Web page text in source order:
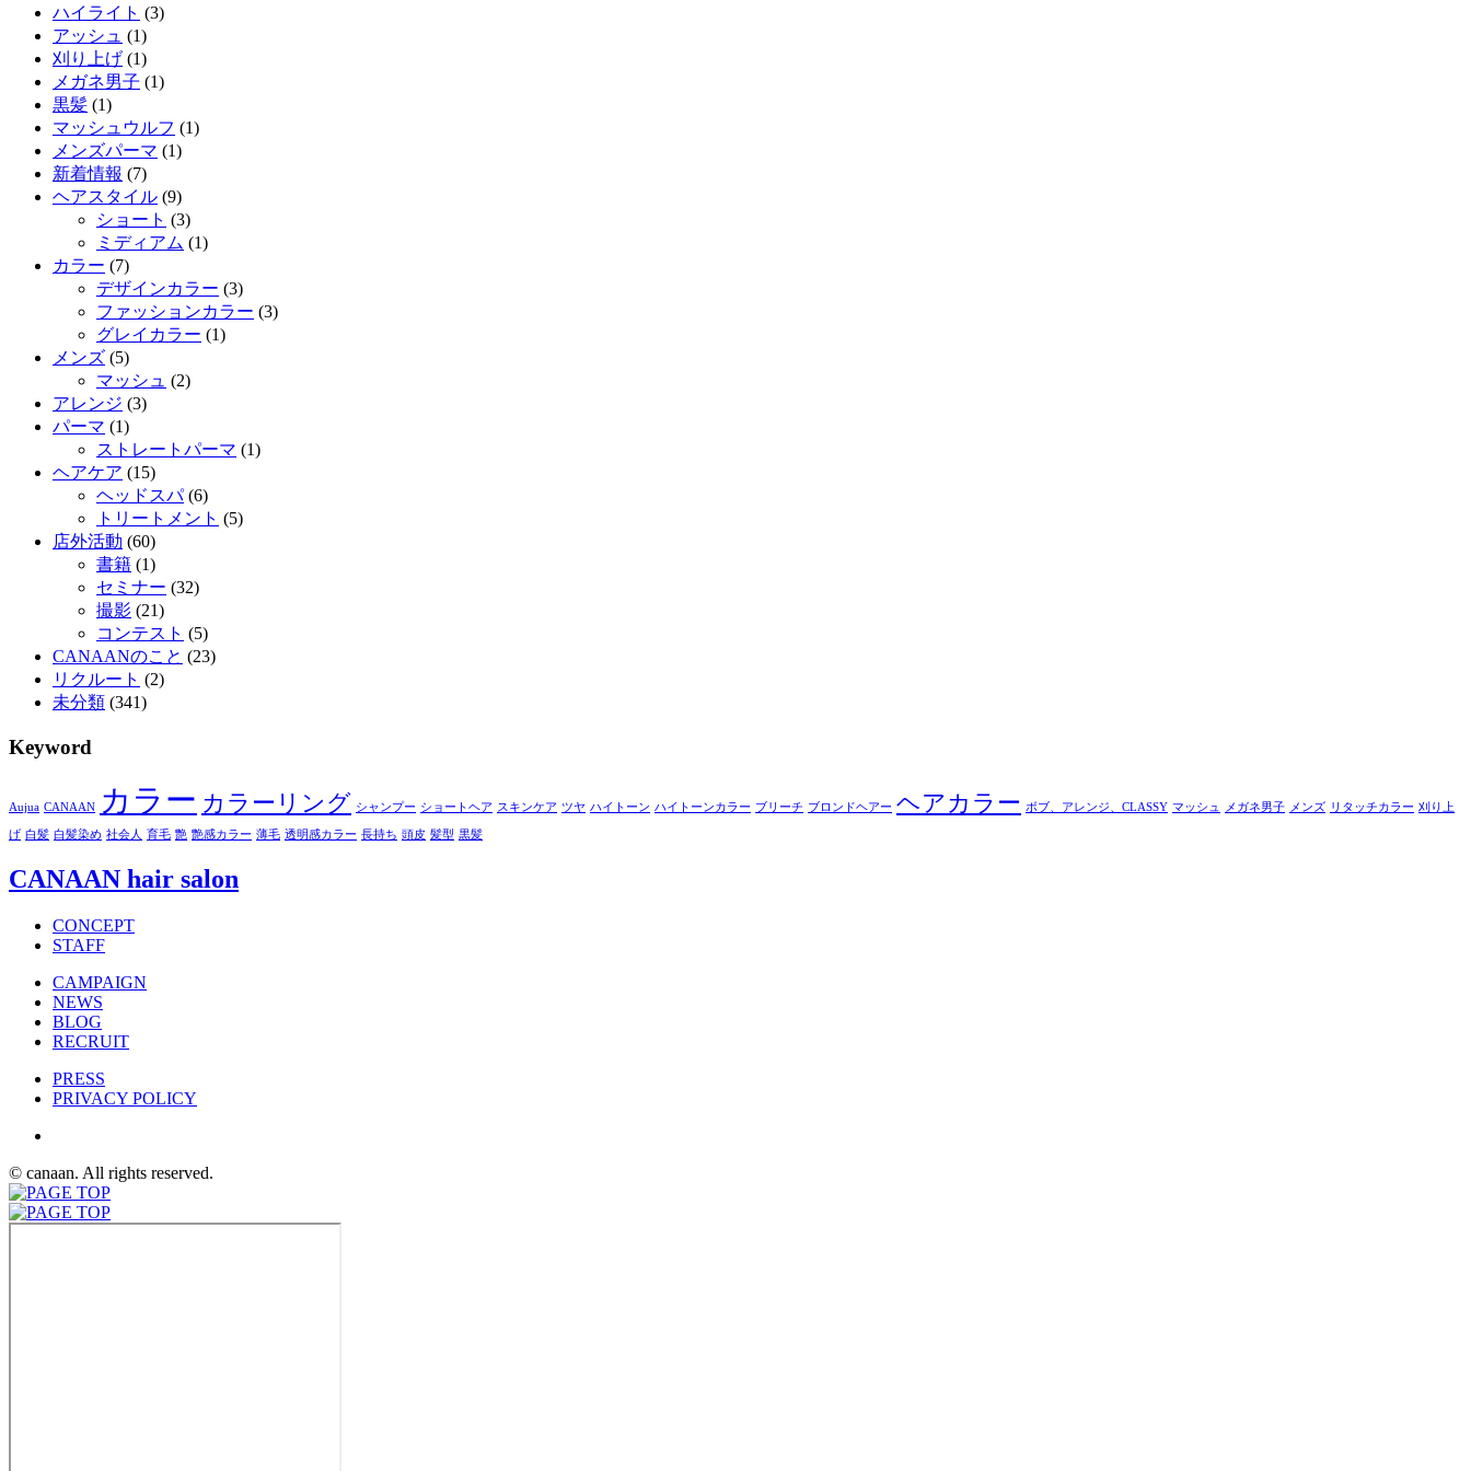
ハイライト (3)
アッシュ (1)
刈り上げ (1)
メガネ男子 (1)
黒髪 (1)
マッシュウルフ (1)
メンズパーマ (1)
新着情報 (7)
ヘアスタイル (9)
ショート (3)
ミディアム (1)
カラー (7)
デザインカラー (3)
ファッションカラー (3)
グレイカラー (1)
メンズ (5)
マッシュ (2)
アレンジ (3)
パーマ (1)
ストレートパーマ (1)
ヘアケア (15)
ヘッドスパ(6)
トリートメント (5)
店外活動 (60)
書籍 (1)
セミナー (32)
撮影 (21)
コンテスト (5)
CANAANのこと (23)
リクルート (2)
未分類 (341)
Keyword
Aujua CANAAN カラー カラーリング シャンプー ショートヘア スキンケア ツヤ ハイトーン ハイトーンカラー ブリーチ ブロンドヘアー ヘアカラー ボブ、アレンジ、CLASSY マッシュ メガネ男子 メンズ リタッチカラー 刈り上
げ 白髪 白髪染め 社会人 育毛 艶 艶感カラー 薄毛 透明感カラー 長持ち 頭皮 髪型 黒髪
CANAAN hair salon
CONCEPT
STAFF
CAMPAIGN
NEWS
BLOG
RECRUIT
PRESS
PRIVACY POLICY
© canaan. All rights reserved.